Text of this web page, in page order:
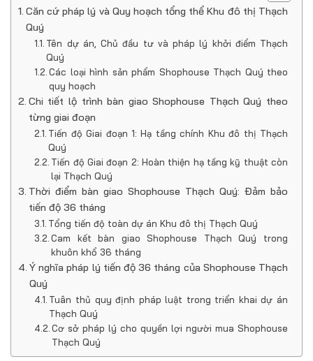
Căn cứ pháp lý và Quy hoạch tổng thể Khu đô thị Thạch
Quý
Tên dự án, Chủ đầu tư và pháp lý khởi điểm Thạch
Quý
Các loại hình sản phẩm Shophouse Thạch Quý theo
quy hoạch
Chi tiết lộ trình bàn giao Shophouse Thạch Quý theo
từng giai đoạn
Tiến độ Giai đoạn 1: Hạ tầng chính Khu đô thị Thạch
Quý
Tiến độ Giai đoạn 2: Hoàn thiện hạ tầng kỹ thuật còn
lại Thạch Quý
Thời điểm bàn giao Shophouse Thạch Quý: Đảm bảo
tiến độ 36 tháng
Tổng tiến độ toàn dự án Khu đô thị Thạch Quý
Cam kết bàn giao Shophouse Thạch Quý trong
khuôn khổ 36 tháng
Ý nghĩa pháp lý tiến độ 36 tháng của Shophouse Thạch
Quý
Tuân thủ quy định pháp luật trong triển khai dự án
Thạch Quý
Cơ sở pháp lý cho quyền lợi người mua Shophouse
Thạch Quý